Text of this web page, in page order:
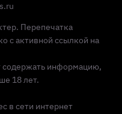
Перепечатка
с активной ссылкой на
содержать информацию,
18 лет.
в сети интернет